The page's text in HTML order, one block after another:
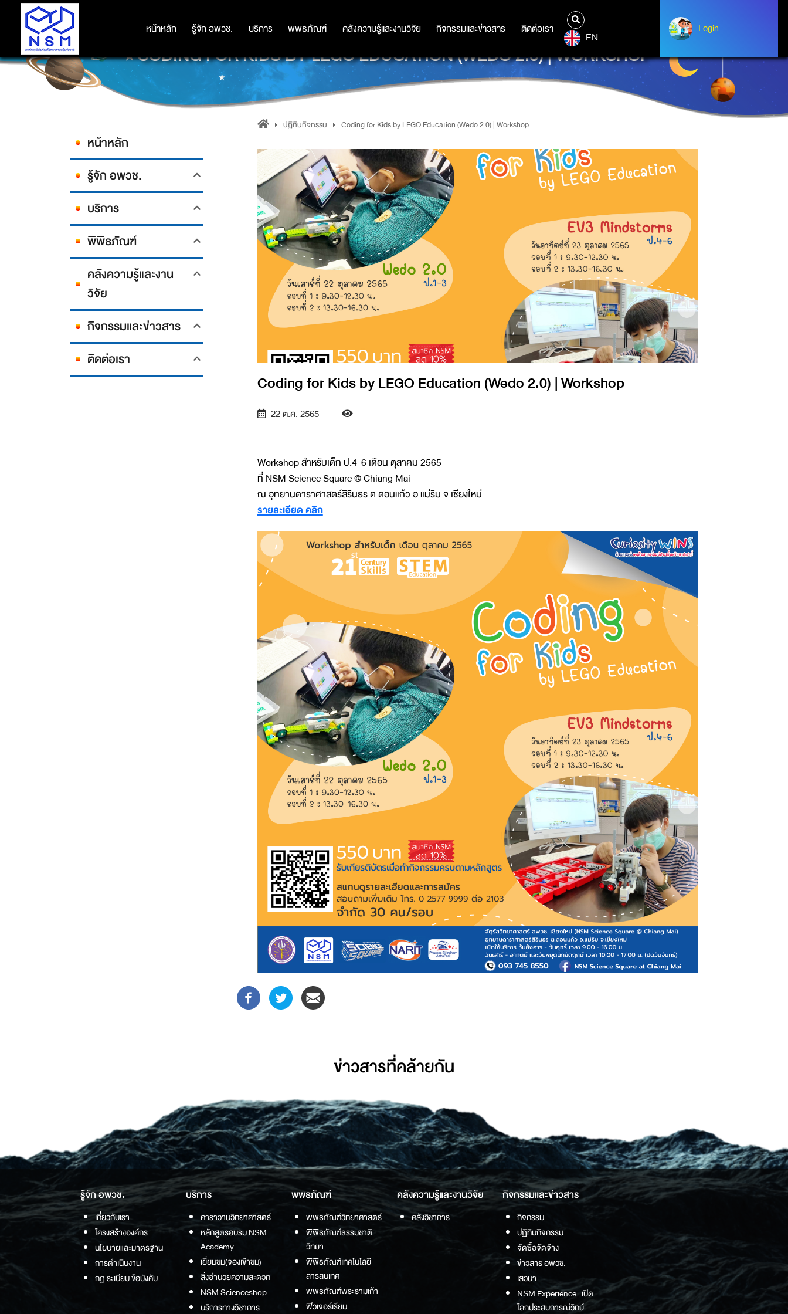
หน้าหลัก รู้จัก อพวช. บริการ พิพิธภัณฑ์ คลังความรู้และงานวิจัย กิจกรรมและข่าวสาร ติดต่อเรา
หน้าหลัก รู้จัก อพวช. บริการ พิพิธภัณฑ์ คลังความรู้และงานวิจัย กิจกรรมและข่าวสาร ติดต่อเรา
EN
Login
Login
CODING FOR KIDS BY LEGO EDUCATION (WEDO 2.0) | WORKSHOP
หน้าหลัก
รู้จัก อพวช.
บริการ
พิพิธภัณฑ์
คลังความรู้และงาน
วิจัย
กิจกรรมและข่าวสาร
ติดต่อเรา
ปฏิทินกิจกรรม Coding for Kids by LEGO Education (Wedo 2.0) | Workshop
Coding for Kids by LEGO Education (Wedo 2.0) | Workshop
22 ต.ค. 2565
Workshop สำหรับเด็ก ป.4-6 เดือน ตุลาคม 2565
ที่ NSM Science Square @ Chiang Mai
ณ อุทยานดาราศาสตร์สิรินธร ต.ดอนแก้ว อ.แม่ริม จ.เชียงใหม่
รายละเอียด คลิก
ข่าวสารที่่คล้ายกัน
รู้จัก อพวช.
เกี่ยวกับเรา
โครงสร้างองค์กร
นโยบายและมาตรฐาน
การดำเนินงาน
กฏ ระเบียบ ข้อบังคับ
บริการ
คาราวานวิทยาศาสตร์
หลักสูตรอบรม NSM
Academy
เยี่ยมชม(จองเข้าชม)
สิ่งอำนวยความสะดวก
NSM Scienceshop
บริการทางวิชาการ
พิพิธภัณฑ์
พิพิธภัณฑ์วิทยาศาสตร์
พิพิธภัณฑ์ธรรมชาติ
วิทยา
พิพิธภัณฑ์เทคโนโลยี
สารสนเทศ
พิพิธภัณฑ์พระรามเก้า
ฟิวเจอร์เรียม
คลังความรู้และงานวิจัย
คลังวิชาการ
กิจกรรมและข่าวสาร
กิจกรรม
ปฏิทินกิจกรรม
จัดซื้อจัดจ้าง
ข่าวสาร อพวช.
เสวนา
NSM Experience | เปิด
โลกประสบการณ์วิทย์